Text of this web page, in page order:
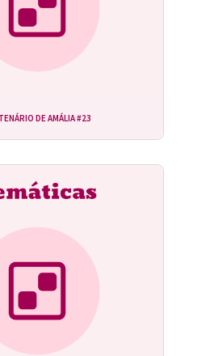
DE AMÁLIA #23